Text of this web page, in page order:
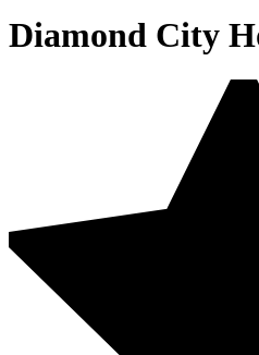
Diamond City